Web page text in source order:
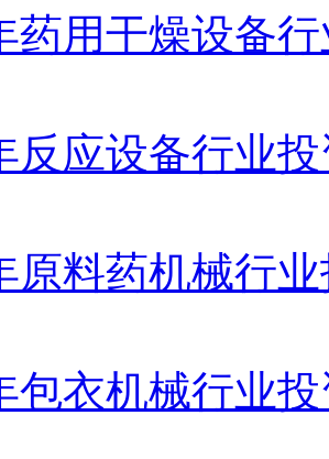
药用干燥设备
反应设备行业
原料药机械行
包衣机械行业